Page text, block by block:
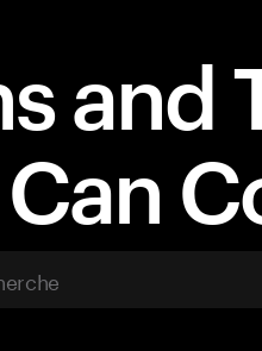
and